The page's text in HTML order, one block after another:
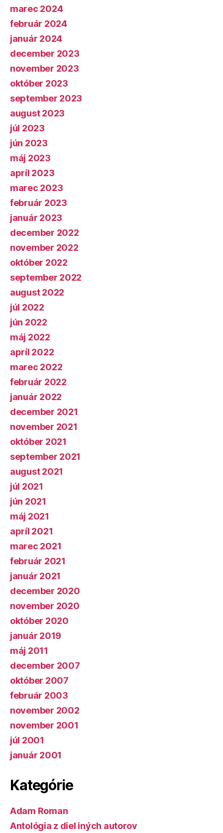
marec 2024
február 2024
január 2024
december 2023
november 2023
október 2023
september 2023
august 2023
júl 2023
jún 2023
máj 2023
apríl 2023
marec 2023
február 2023
január 2023
december 2022
november 2022
október 2022
september 2022
august 2022
júl 2022
jún 2022
máj 2022
apríl 2022
marec 2022
február 2022
január 2022
december 2021
november 2021
október 2021
september 2021
august 2021
júl 2021
jún 2021
máj 2021
apríl 2021
marec 2021
február 2021
január 2021
december 2020
november 2020
október 2020
január 2019
máj 2011
december 2007
október 2007
február 2003
november 2002
november 2001
júl 2001
január 2001
Kategórie
Adam Roman
Antológia z diel iných autorov